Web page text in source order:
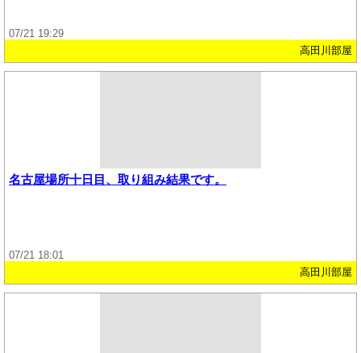
07/21 19:29
高田川部屋
名古屋場所十日目、取り組み結果です。
07/21 18:01
高田川部屋